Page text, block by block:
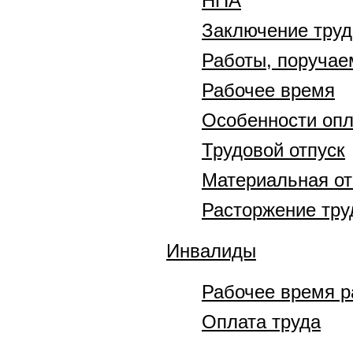
Заключение
Работы,
Рабочее время
Особенности
Трудовой отпуск
Материальная
Расторжение
Инвалиды
Рабочее время
Оплата труда